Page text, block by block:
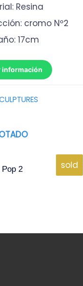
Resina
cromo Nº2
17cm
información
sold
2